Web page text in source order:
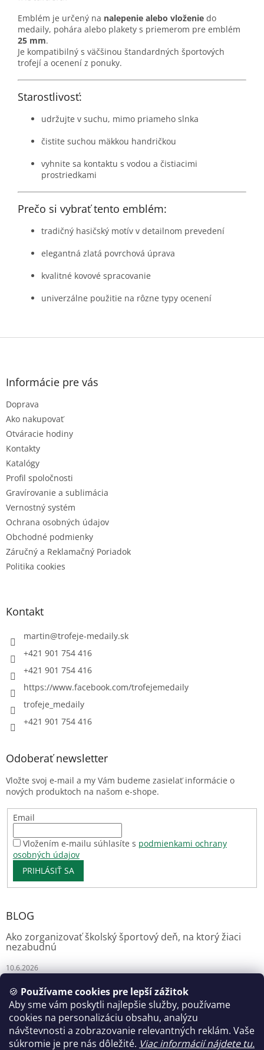
🍪 Používame cookies pre lepší zážitok
Aby sme vám poskytli najlepšie služby, používame
cookies na personalizáciu obsahu, analýzu
návštevnosti a zobrazovanie relevantných reklám. Vaše
súkromie je pre nás dôležité. Viac informácií nájdete tu.
Emblém je určený na nalepenie alebo vloženie do
medaily, pohára alebo plakety s priemerom pre emblém
25 mm.
Je kompatibilný s väčšinou štandardných športových
trofejí a ocenení z ponuky.
Starostlivosť:
udržujte v suchu, mimo priameho slnka
čistite suchou mäkkou handričkou
vyhnite sa kontaktu s vodou a čistiacimi
prostriedkami
Prečo si vybrať tento emblém:
tradičný hasičský motív v detailnom prevedení
elegantná zlatá povrchová úprava
kvalitné kovové spracovanie
univerzálne použitie na rôzne typy ocenení
Z
Informácie pre vás
Doprava
Ako nakupovať
Otváracie hodiny
Kontakty
Katalógy
Profil spoločnosti
Gravírovanie a sublimácia
Vernostný systém
Ochrana osobných údajov
Obchodné podmienky
Záručný a Reklamačný Poriadok
Politika cookies
Kontakt
martin@trofeje-medaily.sk
+421 901 754 416
+421 901 754 416
https://www.facebook.com/trofejemedaily
trofeje_medaily
+421 901 754 416
Odoberať newsletter
Vložte svoj e-mail a my Vám budeme zasielať informácie o
nových produktoch na našom e-shope.
Email
Vložením e-mailu súhlasíte s podmienkami ochrany
osobných údajov
PRIHLÁSIŤ SA
BLOG
Ako zorganizovať školský športový deň, na ktorý žiaci
nezabudnú
10.6.2026
Florianshop